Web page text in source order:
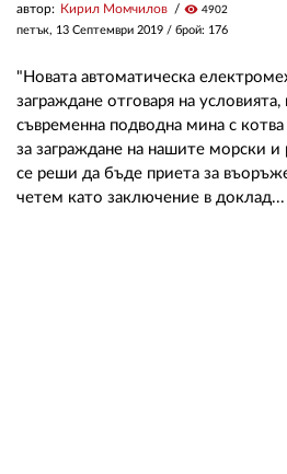
автор: Кирил Момчилов visibility 4902
петък, 13 Септември 2019 / брой: 176
"Новата автоматическа
заграждане отговаря на
съвременна подводна мина с
за заграждане на нашите морски и
се реши да бъде приета за
четем като заключение в доклад...